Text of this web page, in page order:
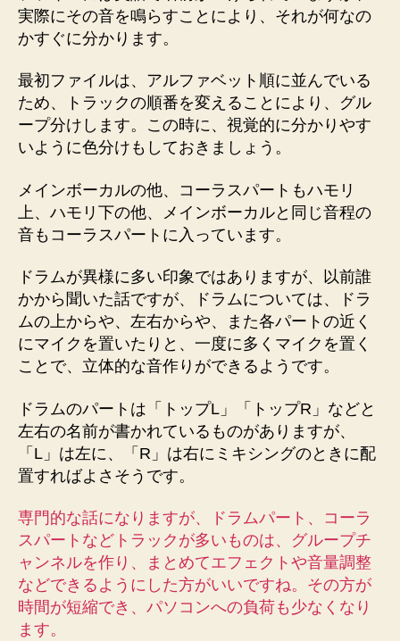
実際にその音を鳴らすことにより、それが何なの
かすぐに分かります。
最初ファイルは、アルファベット順に並んでいる
ため、トラックの順番を変えることにより、グル
ープ分けします。この時に、視覚的に分かりやす
いように色分けもしておきましょう。
メインボーカルの他、コーラスパートもハモリ
上、ハモリ下の他、メインボーカルと同じ音程の
音もコーラスパートに入っています。
ドラムが異様に多い印象ではありますが、以前誰
かから聞いた話ですが、ドラムについては、ドラ
ムの上からや、左右からや、また各パートの近く
にマイクを置いたりと、一度に多くマイクを置く
ことで、立体的な音作りができるようです。
ドラムのパートは「トップL」「トップR」などと
左右の名前が書かれているものがありますが、
「L」は左に、「R」は右にミキシングのときに配
置すればよさそうです。
専門的な話になりますが、ドラムパート、コーラ
スパートなどトラックが多いものは、グループチ
ャンネルを作り、まとめてエフェクトや音量調整
などできるようにした方がいいですね。その方が
時間が短縮でき、パソコンへの負荷も少なくなり
ます。